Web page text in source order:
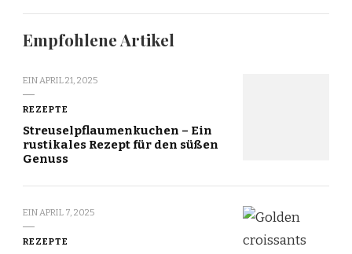
Empfohlene Artikel
EIN APRIL 21, 2025
REZEPTE
Streuselpflaumenkuchen – Ein
rustikales Rezept für den süßen
Genuss
EIN APRIL 7, 2025
REZEPTE